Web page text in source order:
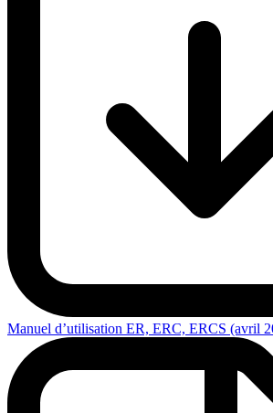
Manuel d’utilisation ER, ERC, ERCS (avril